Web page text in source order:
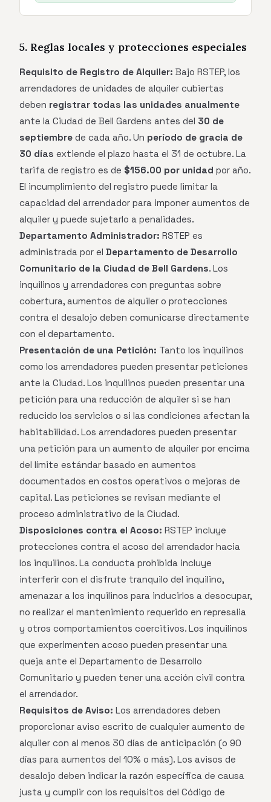
5. Reglas locales y protecciones especiales
Requisito de Registro de Alquiler: Bajo RSTEP, los
arrendadores de unidades de alquiler cubiertas
deben registrar todas las unidades anualmente
ante la Ciudad de Bell Gardens antes del 30 de
septiembre de cada año. Un período de gracia de
30 días extiende el plazo hasta el 31 de octubre. La
tarifa de registro es de $156.00 por unidad por año.
El incumplimiento del registro puede limitar la
capacidad del arrendador para imponer aumentos de
alquiler y puede sujetarlo a penalidades.
Departamento Administrador: RSTEP es
administrada por el Departamento de Desarrollo
Comunitario de la Ciudad de Bell Gardens. Los
inquilinos y arrendadores con preguntas sobre
cobertura, aumentos de alquiler o protecciones
contra el desalojo deben comunicarse directamente
con el departamento.
Presentación de una Petición: Tanto los inquilinos
como los arrendadores pueden presentar peticiones
ante la Ciudad. Los inquilinos pueden presentar una
petición para una reducción de alquiler si se han
reducido los servicios o si las condiciones afectan la
habitabilidad. Los arrendadores pueden presentar
una petición para un aumento de alquiler por encima
del límite estándar basado en aumentos
documentados en costos operativos o mejoras de
capital. Las peticiones se revisan mediante el
proceso administrativo de la Ciudad.
Disposiciones contra el Acoso: RSTEP incluye
protecciones contra el acoso del arrendador hacia
los inquilinos. La conducta prohibida incluye
interferir con el disfrute tranquilo del inquilino,
amenazar a los inquilinos para inducirlos a desocupar,
no realizar el mantenimiento requerido en represalia
y otros comportamientos coercitivos. Los inquilinos
que experimenten acoso pueden presentar una
queja ante el Departamento de Desarrollo
Comunitario y pueden tener una acción civil contra
el arrendador.
Requisitos de Aviso: Los arrendadores deben
proporcionar aviso escrito de cualquier aumento de
alquiler con al menos 30 días de anticipación (o 90
días para aumentos del 10% o más). Los avisos de
desalojo deben indicar la razón específica de causa
justa y cumplir con los requisitos del Código de